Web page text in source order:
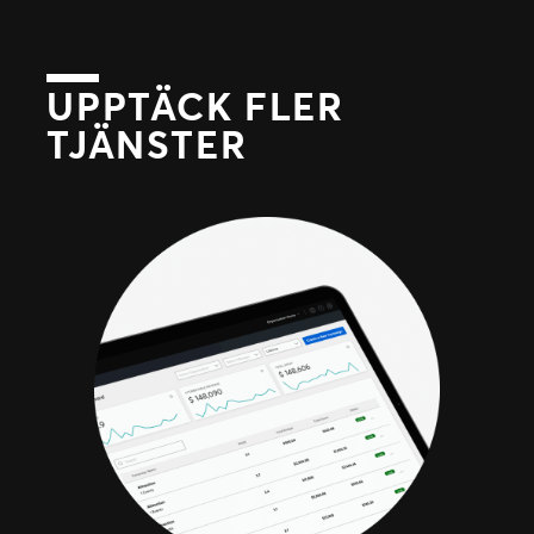
UPPTÄCK FLER
TJÄNSTER